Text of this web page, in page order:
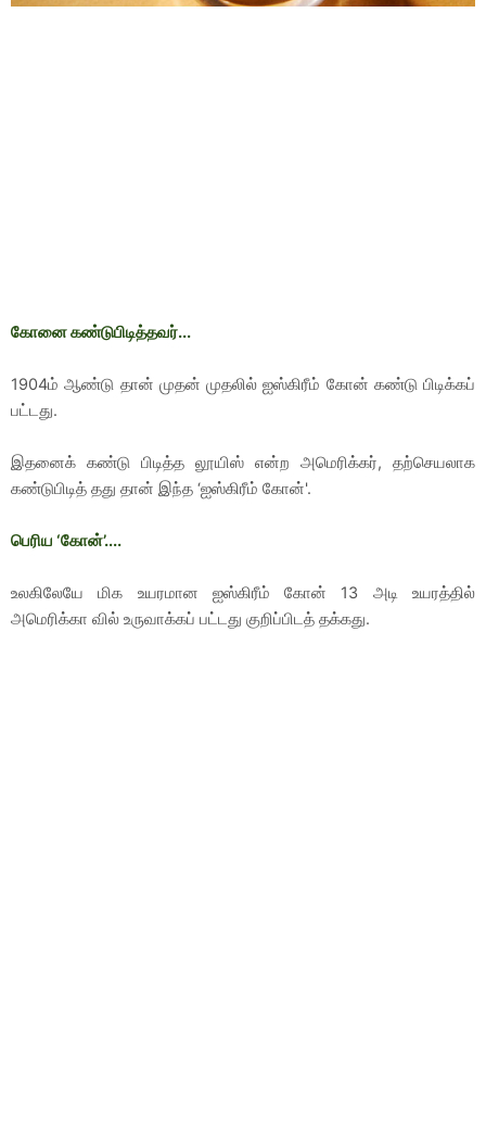
கோனை கண்டுபிடித்தவர்...
1904ம் ஆண்டு தான் முதன் முதலில் ஐஸ்கிரீம் கோன் கண்டு பிடிக்கப்
பட்டது.
இதனைக் கண்டு பிடித்த லூயிஸ் என்ற அமெரிக்கர், தற்செயலாக
கண்டுபிடித் தது தான் இந்த ‘ஐஸ்கிரீம் கோன்'.
பெரிய ‘கோன்’....
உலகிலேயே மிக உயரமான ஐஸ்கிரீம் கோன் 13 அடி உயரத்தில்
அமெரிக்கா வில் உருவாக்கப் பட்டது குறிப்பிடத் தக்கது.